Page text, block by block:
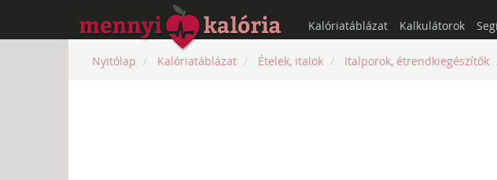
Kalóriatáblázat Kalkulátorok
Nyitólap Kalóriatáblázat Ételek, italok Italporok, étrendkiegészítők